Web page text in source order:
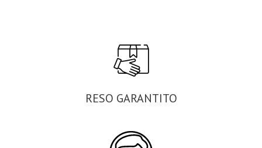
RESO GARANTITO